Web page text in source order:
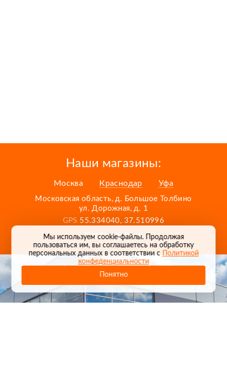
Наши магазины:
Москва Краснодар Уфа
Московская область, д. Большое Толбино
ул. Дорожная, д. 1
GPS 55.334040, 37.510996
Карта проезда
Мы используем cookie-файлы. Продолжая
пользоваться им, вы соглашаетесь на обработку
персональных данных в соответствии сПолитикой
конфеденциальности
Понятно